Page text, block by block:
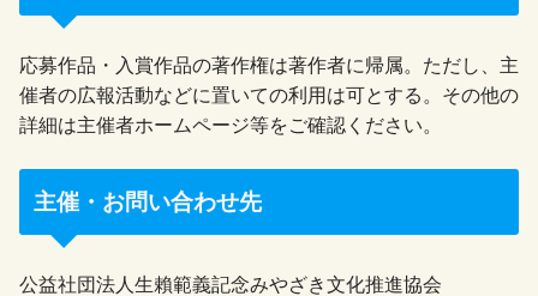
応募作品・入賞作品の著作権は著作者に帰属。ただし、主
催者の広報活動などに置いての利用は可とする。その他の
詳細は主催者ホームページ等をご確認ください。
主催・お問い合わせ先
公益社団法人生賴範義記念みやざき文化推進協会